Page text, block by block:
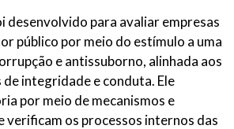
desenvolvido para avaliar empresas
público por meio do estímulo a uma
e antissuborno, alinhada aos
integridade e conduta. Ele
por meio de mecanismos e
verificam os processos internos das